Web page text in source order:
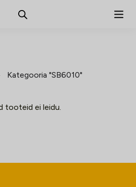
Kategooria "SB6010"
tooteid ei leidu.